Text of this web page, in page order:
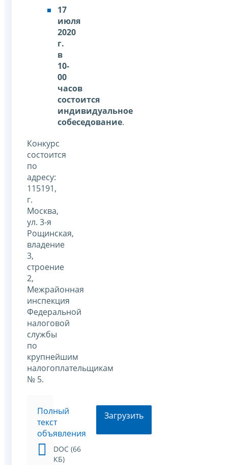
17
июля
2020
г.
в
10-
00
часов
состоится
индивидуальное
собеседование.
Конкурс
состоится
по
адресу:
115191,
г.
Москва,
ул. 3-я
Рощинская,
владение
3,
строение
2,
Межрайонная
инспекция
Федеральной
налоговой
службы
по
крупнейшим
налогоплательщикам
№ 5.
Полный
текст
объявления
DOC (66
КБ)
Загрузить